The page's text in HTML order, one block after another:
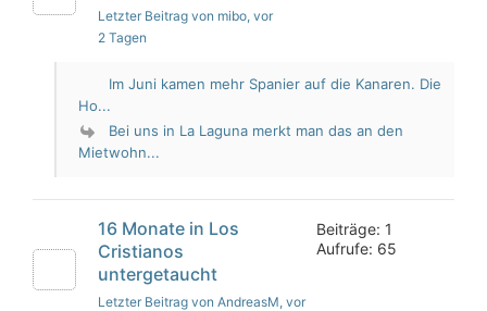
Letzter Beitrag von mibo, vor
2 Tagen
Im Juni kamen mehr Spanier auf die Kanaren. Die
Ho...
Bei uns in La Laguna merkt man das an den
Mietwohn...
16 Monate in Los
Cristianos
untergetaucht
Letzter Beitrag von AndreasM, vor
Beiträge: 1
Aufrufe: 65